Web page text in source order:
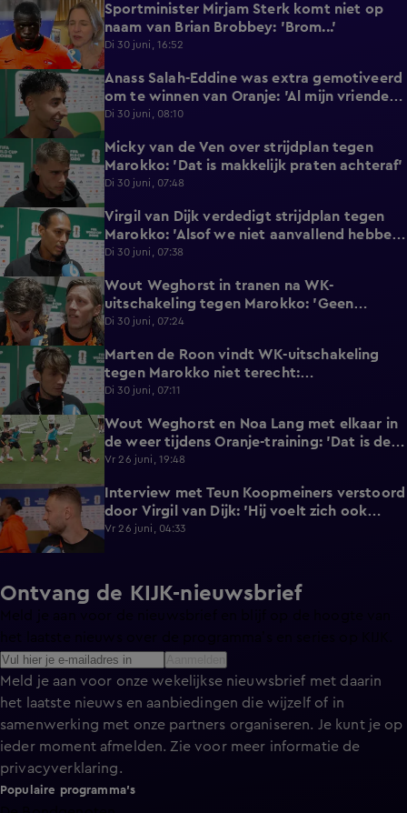
1:18
Sportminister Mirjam Sterk komt niet op
naam van Brian Brobbey: 'Brom...'
Di 30 juni, 16:52
3:02
Anass Salah-Eddine was extra gemotiveerd
om te winnen van Oranje: 'Al mijn vrienden
zijn Nederlands!'
Di 30 juni, 08:10
1:44
Micky van de Ven over strijdplan tegen
Marokko: 'Dat is makkelijk praten achteraf'
Di 30 juni, 07:48
Virgil van Dijk verdedigt strijdplan tegen
Marokko: 'Alsof we niet aanvallend hebben
gedacht?'
Di 30 juni, 07:38
3:49
Wout Weghorst in tranen na WK-
uitschakeling tegen Marokko: 'Geen
moment rekening mee gehouden'
Di 30 juni, 07:24
3:26
Marten de Roon vindt WK-uitschakeling
tegen Marokko niet terecht:
'Gelijkwaardige pot'
Di 30 juni, 07:11
2:58
Wout Weghorst en Noa Lang met elkaar in
de weer tijdens Oranje-training: 'Dat is de
tweede keer!'
Vr 26 juni, 19:48
2:43
Interview met Teun Koopmeiners verstoord
door Virgil van Dijk: 'Hij voelt zich ook
lekker!'
Vr 26 juni, 04:33
Ontvang de KIJK-nieuwsbrief
Meld je aan voor onze wekelijkse nieuwsbrief met daarin
het laatste nieuws en aanbiedingen die wijzelf of in
samenwerking met onze partners organiseren. Je kunt je op
ieder moment afmelden. Zie voor meer informatie de
privacyverklaring.
Populaire programma's